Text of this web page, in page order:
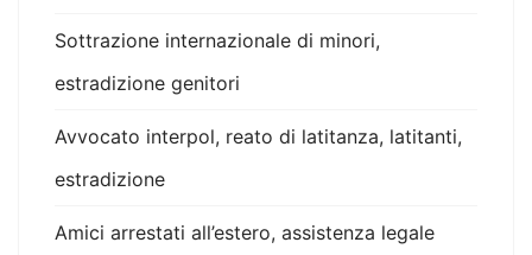
Sottrazione internazionale di minori,
estradizione genitori
Avvocato interpol, reato di latitanza, latitanti,
estradizione
Amici arrestati all’estero, assistenza legale